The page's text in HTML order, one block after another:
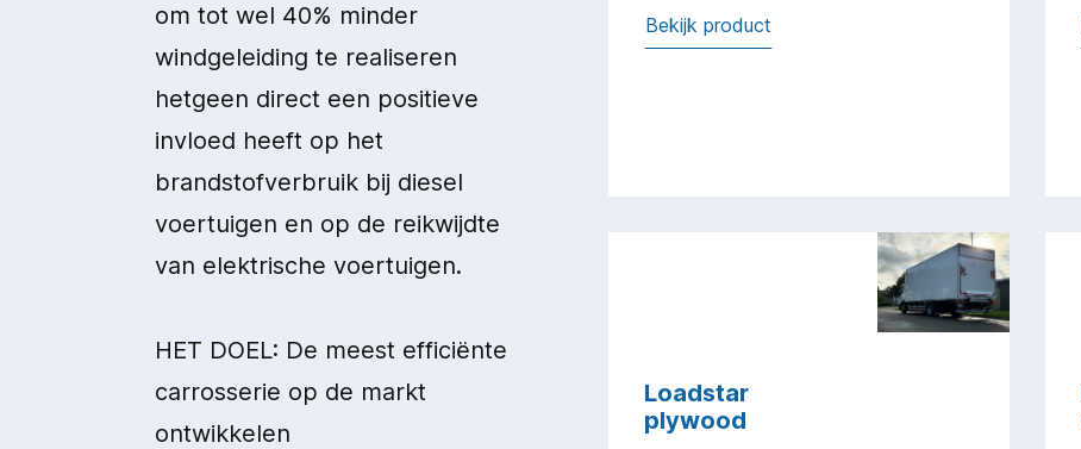
om tot wel 40% minder
windgeleiding te realiseren
hetgeen direct een positieve
invloed heeft op het
brandstofverbruik bij diesel
voertuigen en op de reikwijdte
van elektrische voertuigen.
HET DOEL: De meest efficiënte
carrosserie op de markt
ontwikkelen
Bekijk product
Loadstar
plywood